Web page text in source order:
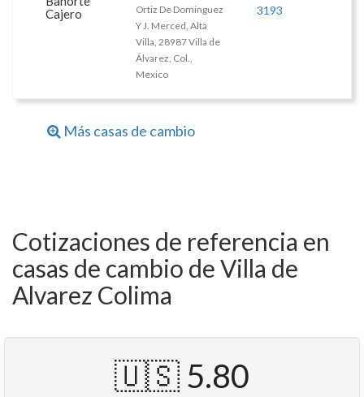
Cajero
Ortiz De Dominguez
Y J. Merced, Alta
Villa, 28987 Villa de
Álvarez, Col.,
Mexico
3193
Más casas de cambio
Cotizaciones de referencia en
casas de cambio de Villa de
Alvarez Colima
🇺🇸 5.80